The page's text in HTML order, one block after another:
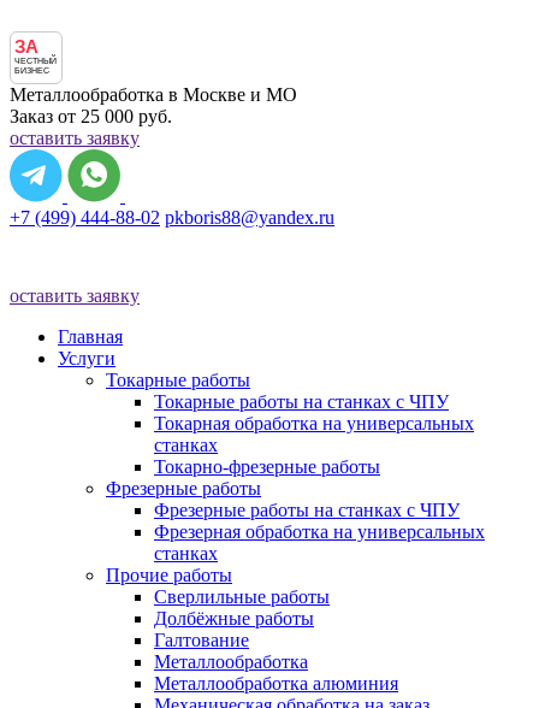
ЗА
ЧЕСТНЫЙ
БИЗНЕС
Металлообработка в Москве и МО
Заказ от 25 000 руб.
оставить заявку
+7 (499) 444-88-02 pkboris88@yandex.ru
оставить заявку
Главная
Услуги
Токарные работы
Токарные работы на станках с ЧПУ
Токарная обработка на универсальных
станках
Токарно-фрезерные работы
Фрезерные работы
Фрезерные работы на станках с ЧПУ
Фрезерная обработка на универсальных
станках
Прочие работы
Сверлильные работы
Долбёжные работы
Галтование
Металлообработка
Металлообработка алюминия